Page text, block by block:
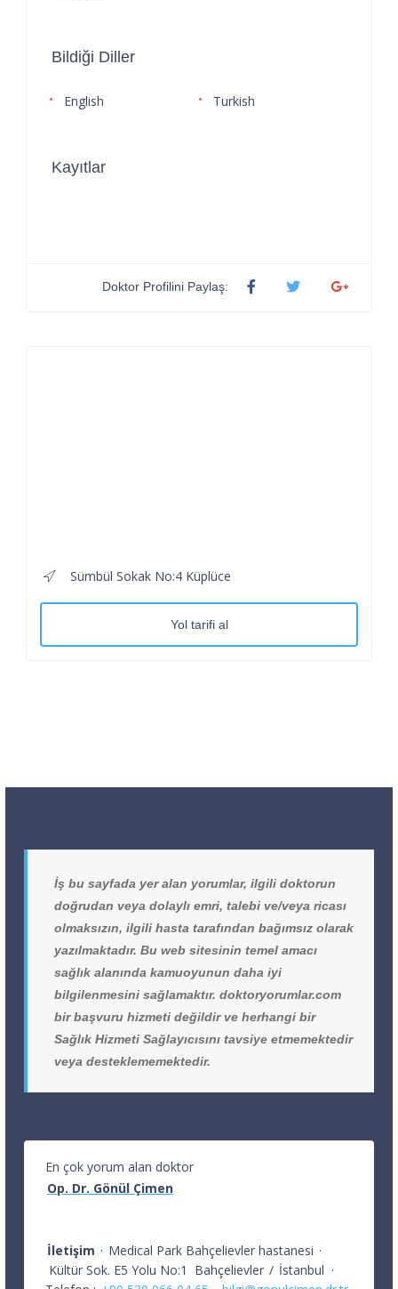
Bildiği Diller
English Turkish
Kayıtlar
Doktor Profilini Paylaş:
Sümbül Sokak No:4 Küplüce
Yol tarifi al
İş bu sayfada yer alan yorumlar, ilgili doktorun
doğrudan veya dolaylı emri, talebi ve/veya ricası
olmaksızın, ilgili hasta tarafından bağımsız olarak
yazılmaktadır. Bu web sitesinin temel amacı
sağlık alanında kamuoyunun daha iyi
bilgilenmesini sağlamaktır. doktoryorumlar.com
bir başvuru hizmeti değildir ve herhangi bir
Sağlık Hizmeti Sağlayıcısını tavsiye etmemektedir
veya desteklememektedir.
En çok yorum alan doktor
Op. Dr. Gönül Çimen
İletişim · Medical Park Bahçelievler hastanesi ·
Kültür Sok. E5 Yolu No:1
Bahçelievler / İstanbul ·